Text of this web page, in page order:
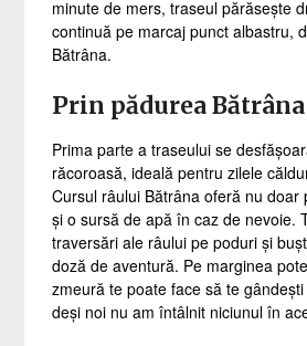
minute de mers, traseul părăsește
continuă pe marcaj punct albastru,
Bătrâna.
Prin pădurea Bătrâna
Prima parte a traseului se
răcoroasă, ideală pentru zilele
Cursul râului Bătrâna oferă nu doar
și o sursă de apă în caz de nevoie.
traversări ale râului pe poduri și
doză de aventură. Pe marginea
zmeură te poate face să te
deși noi nu am întâlnit niciunul în